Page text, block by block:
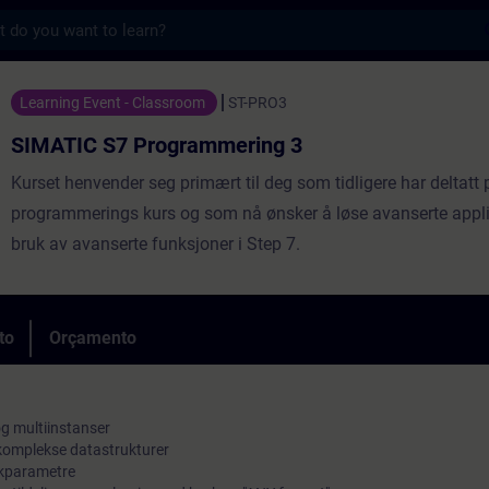
Programmering 3 - Formação -
Learning Event - Classroom ST-PRO3
SIMATIC S7 Programmering 3
Kurset henvender seg primært til deg som tidligere har deltatt
programmerings kurs og som nå ønsker å løse avanserte
bruk av avanserte funksjoner i Step 7.
Orçamento
multiinstanser
datastrukturer